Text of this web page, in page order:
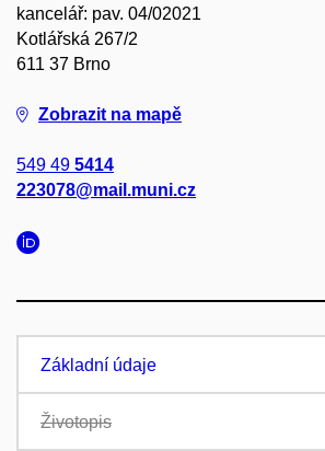
kancelář: pav. 04/02021
Kotlářská 267/2
611 37 Brno
Zobrazit na mapě
549 49 5414
223078@mail.muni.cz
Základní údaje
Životopis